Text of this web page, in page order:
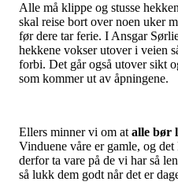
Alle må klippe og stusse
skal reise bort over noen uker
før dere tar ferie. I Ansgar
hekkene vokser utover i veien
forbi. Det går også utover sikt
som kommer ut av åpningene.
Ellers minner vi om at alle bør
Vinduene våre er gamle, og
derfor ta vare på de vi har så
så lukk dem godt når det er